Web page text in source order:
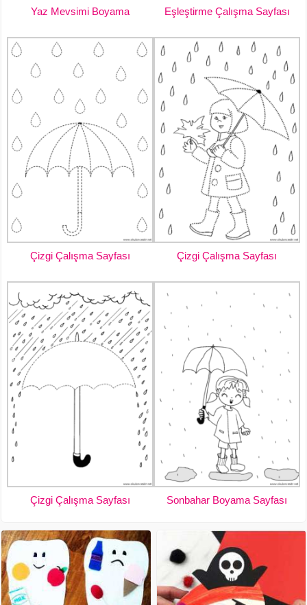
Yaz Mevsimi Boyama Eşleştirme Çalışma Sayfası
Çizgi Çalışma Sayfası Çizgi Çalışma Sayfası
Çizgi Çalışma Sayfası Sonbahar Boyama Sayfası